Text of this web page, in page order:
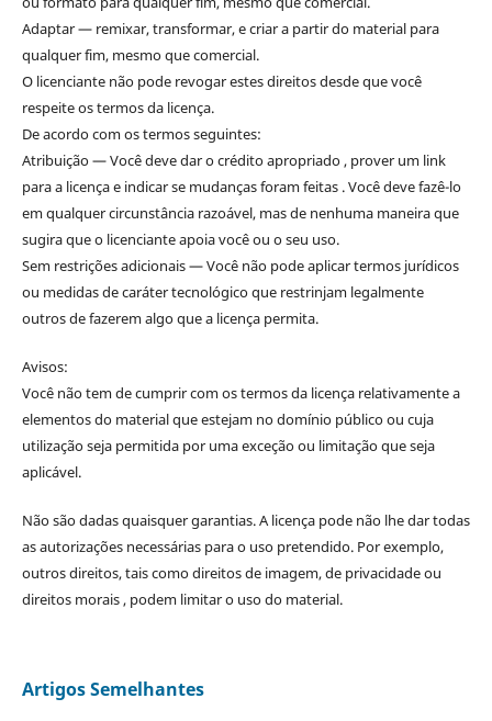
Adaptar — remixar, transformar, e criar a partir do material para
qualquer fim, mesmo que comercial.
O licenciante não pode revogar estes direitos desde que você
respeite os termos da licença.
De acordo com os termos seguintes:
Atribuição — Você deve dar o crédito apropriado , prover um link
para a licença e indicar se mudanças foram feitas . Você deve fazê-lo
em qualquer circunstância razoável, mas de nenhuma maneira que
sugira que o licenciante apoia você ou o seu uso.
Sem restrições adicionais — Você não pode aplicar termos jurídicos
ou medidas de caráter tecnológico que restrinjam legalmente
outros de fazerem algo que a licença permita.
Avisos:
Você não tem de cumprir com os termos da licença relativamente a
elementos do material que estejam no domínio público ou cuja
utilização seja permitida por uma exceção ou limitação que seja
aplicável.
Não são dadas quaisquer garantias. A licença pode não lhe dar todas
as autorizações necessárias para o uso pretendido. Por exemplo,
outros direitos, tais como direitos de imagem, de privacidade ou
direitos morais , podem limitar o uso do material.
Artigos Semelhantes